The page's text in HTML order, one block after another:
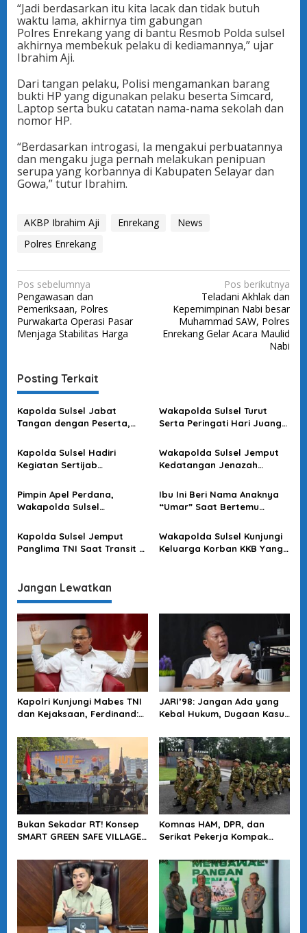
“Jadi berdasarkan itu kita lacak dan tidak butuh
waktu lama, akhirnya tim gabungan
Polres Enrekang yang di bantu Resmob Polda sulsel
akhirnya membekuk pelaku di kediamannya,” ujar
Ibrahim Aji.
Dari tangan pelaku, Polisi mengamankan barang
bukti HP yang digunakan pelaku beserta Simcard,
Laptop serta buku catatan nama-nama sekolah dan
nomor HP.
“Berdasarkan introgasi, Ia mengakui perbuatannya
dan mengaku juga pernah melakukan penipuan
serupa yang korbannya di Kabupaten Selayar dan
Gowa,” tutur Ibrahim.
AKBP Ibrahim Aji Enrekang
News
Polres Enrekang
N
a
v
i
a
s
i
o
s
Pos sebelumnya
Pengawasan dan
Pemeriksaan, Polres
Purwakarta Operasi Pasar
Menjaga Stabilitas Harga
Pos berikutnya
Teladani Akhlak dan
Kepemimpinan Nabi besar
Muhammad SAW, Polres
Enrekang Gelar Acara Maulid
Nabi
Posting Terkait
Kapolda Sulsel Jabat
Tangan dengan Peserta,
Wakapolda Sulsel Turut
Serta Peringati Hari Juang
Kapolda Sulsel Hadiri
Kegiatan Sertijab
AU Sultan Hasanuddin
Wakapolda Sulsel Jemput
Kedatangan Jenazah
Sultan Hasanuddin
Pimpin Apel Perdana,
Wakapolda Sulsel
Ibu Ini Beri Nama Anaknya
“Umar” Saat Bertemu
Kapolda Sulsel Jemput
Panglima TNI Saat Transit Di
Wakapolda Sulsel Kunjungi
Keluarga Korban KKB Yang
Jangan Lewatkan
Kapolri Kunjungi Mabes TNI
dan Kejaksaan, Ferdinand:
Soliditas Antar Lembaga
JARI’98: Jangan Ada yang
Kebal Hukum, Dugaan Kasus
Tuntas
Bukan Sekadar RT! Konsep
SMART GREEN SAFE VILLAGE
Depan Kota
Komnas HAM, DPR, dan
Serikat Pekerja Kompak
KDMP Diusut